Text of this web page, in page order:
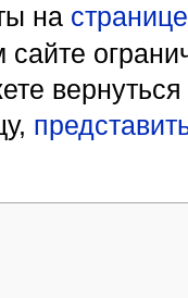
на
сайте